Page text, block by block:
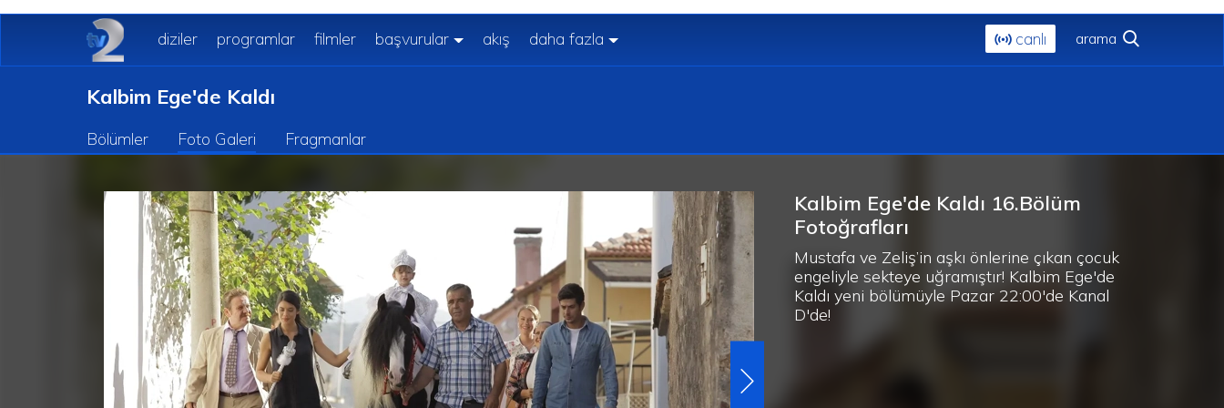
diziler programlar filmler başvurular akış daha fazla canlı
Kalbim Ege'de Kaldı
Bölümler Foto Galeri Fragmanlar
Kalbim Ege'de Kaldı 16.Bölüm
Fotoğrafları
Mustafa ve Zeliş’in aşkı önlerine çıkan çocuk
engeliyle sekteye uğramıştır! Kalbim Ege'de
Kaldı yeni bölümüyle Pazar 22:00'de Kanal
D'de!